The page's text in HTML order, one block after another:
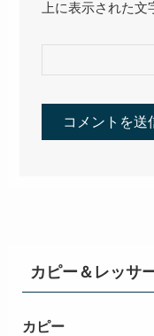
上に表示された文
カピー＆レッサ
カピー